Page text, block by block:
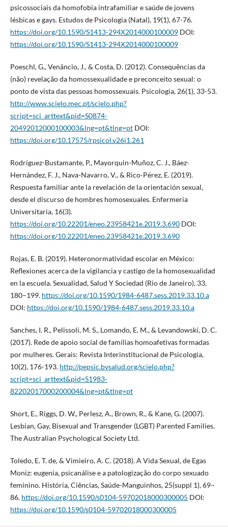
psicossociais da homofobia intrafamiliar e saúde de jovens
lésbicas e gays. Estudos de Psicologia (Natal), 19(1), 67-76.
https://doi.org/10.1590/S1413-294X2014000100009DOI:
https://doi.org/10.1590/S1413-294X2014000100009
Poeschl, G., Venâncio, J., & Costa, D. (2012). Consequências da
(não) revelação da homossexualidade e preconceito sexual: o
ponto de vista das pessoas homossexuais. Psicologia, 26(1), 33-53.
http://www.scielo.mec.pt/scielo.php?
script=sci_arttext&pid=S0874-
20492012000100003&lng=pt&tlng=ptDOI:
https://doi.org/10.17575/rpsicol.v26i1.261
Rodríguez-Bustamante, P., Mayorquin-Muñoz, C. J., Báez-
Hernández, F. J., Nava-Navarro, V., & Rico-Pérez, E. (2019).
Respuesta familiar ante la revelación de la orientación sexual,
desde el discurso de hombres homosexuales. Enfermería
Universitaria, 16(3).
https://doi.org/10.22201/eneo.23958421e.2019.3.690DOI:
https://doi.org/10.22201/eneo.23958421e.2019.3.690
Rojas, E. B. (2019). Heteronormatividad escolar en México:
Reflexiones acerca de la vigilancia y castigo de la homosexualidad
en la escuela. Sexualidad, Salud Y Sociedad (Rio de Janeiro), 33,
180–199. https://doi.org/10.1590/1984-6487.sess.2019.33.10.a
DOI: https://doi.org/10.1590/1984-6487.sess.2019.33.10.a
Sanches, I. R., Pelissoli, M. S., Lomando, E. M., & Levandowski, D. C.
(2017). Rede de apoio social de famílias homoafetivas formadas
por mulheres. Gerais: Revista Interinstitucional de Psicologia,
10(2), 176-193. http://pepsic.bvsalud.org/scielo.php?
script=sci_arttext&pid=S1983-
82202017000200004&lng=pt&tlng=pt
Short, E., Riggs, D. W., Perlesz, A., Brown, R., & Kane, G. (2007).
Lesbian, Gay, Bisexual and Transgender (LGBT) Parented Families.
The Australian Psychological Society Ltd.
Toledo, E. T. de, & Vimieiro, A. C. (2018). A Vida Sexual, de Egas
Moniz: eugenia, psicanálise e a patologização do corpo sexuado
feminino. História, Ciências, Saúde-Manguinhos, 25(suppl 1), 69–
86. https://doi.org/10.1590/s0104-59702018000300005 DOI:
https://doi.org/10.1590/s0104-59702018000300005